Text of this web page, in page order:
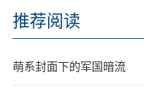
推荐阅读
萌系封面下的军国暗流